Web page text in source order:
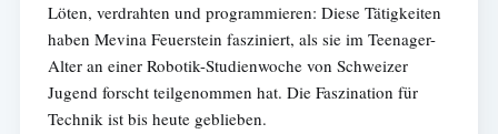
Löten, verdrahten und programmieren: Diese Tätigkeiten
haben Mevina Feuerstein fasziniert, als sie im Teenager-
Alter an einer Robotik-Studienwoche von Schweizer
Jugend forscht teilgenommen hat. Die Faszination für
Technik ist bis heute geblieben.